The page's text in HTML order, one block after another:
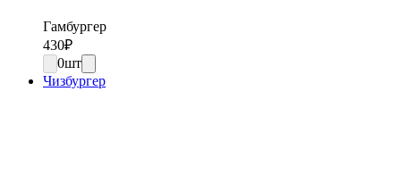
Гамбургер
430₽
0шт
Чизбургер